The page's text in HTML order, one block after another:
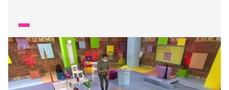
úlohy i vymýšlet podle vlastních nápadů. Někdy je
dobré zaznamenat si údaje, tomu říkáme zápis. Pak
počítáme a nakonec dospějeme k řešení. Ukážeme si,
jak na to.